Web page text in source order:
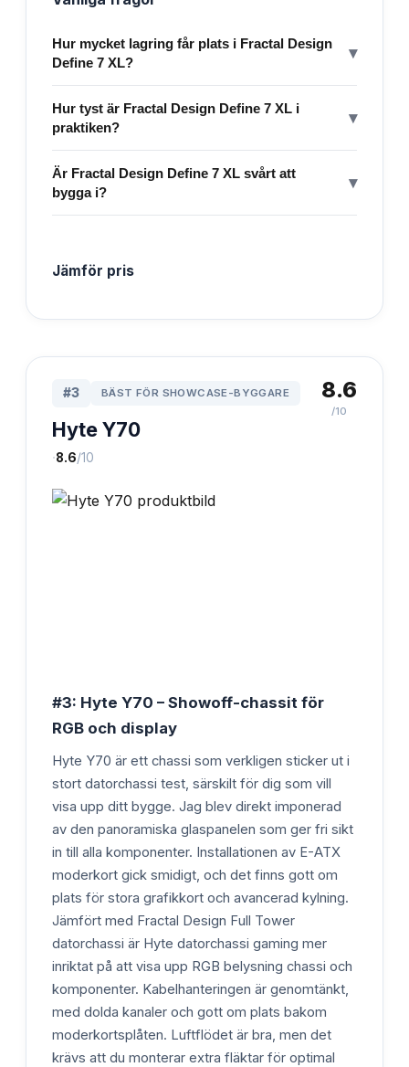
Hur mycket lagring får plats i Fractal Design
Define 7 XL?
▾
Hur tyst är Fractal Design Define 7 XL i
praktiken?
▾
Är Fractal Design Define 7 XL svårt att
bygga i?
▾
Jämför pris
#3 BÄST FÖR SHOWCASE-BYGGARE
Hyte Y70
·8.6/10
8.6
/10
#3: Hyte Y70 – Showoff-chassit för
RGB och display
Hyte Y70 är ett chassi som verkligen sticker ut i
stort datorchassi test, särskilt för dig som vill
visa upp ditt bygge. Jag blev direkt imponerad
av den panoramiska glaspanelen som ger fri sikt
in till alla komponenter. Installationen av E-ATX
moderkort gick smidigt, och det finns gott om
plats för stora grafikkort och avancerad kylning.
Jämfört med Fractal Design Full Tower
datorchassi är Hyte datorchassi gaming mer
inriktat på att visa upp RGB belysning chassi och
komponenter. Kabelhanteringen är genomtänkt,
med dolda kanaler och gott om plats bakom
moderkortsplåten. Luftflödet är bra, men det
krävs att du monterar extra fläktar för optimal